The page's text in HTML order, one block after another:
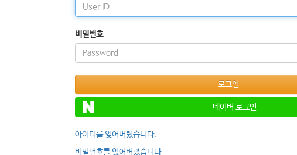
비밀번호
로그인
네이버 로그인
아이디를 잊어버렸습니다.
비밀번호를 잊어버렸습니다.